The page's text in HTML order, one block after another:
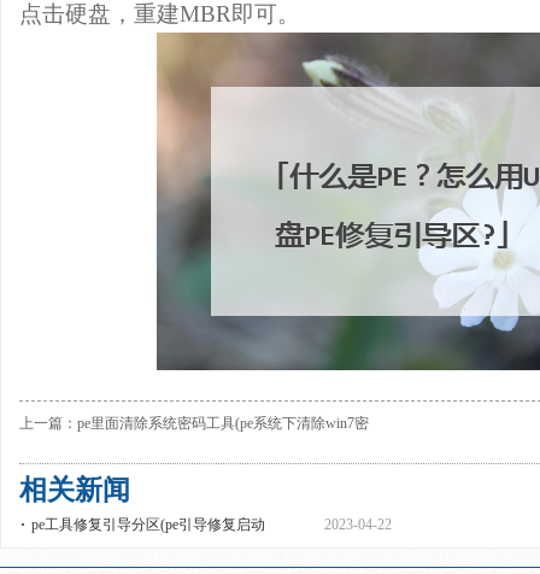
点击硬盘，重建MBR即可。
上一篇： pe里面清除系统密码工具(pe系统下清除win7密
码)
相关新闻
2023-04-22
pe工具修复引导分区(pe引导修复启动